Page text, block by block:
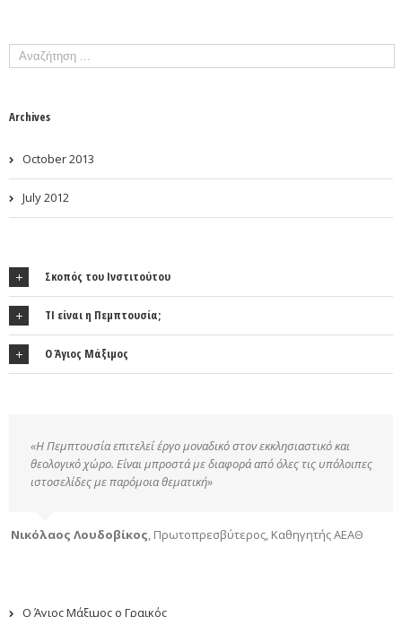
Archives
October 2013
July 2012
Σκοπός του Ινστιτούτου
ΤΙ είναι η Πεμπτουσία;
Ο Άγιος Μάξιμος
«Η Πεμπτουσία επιτελεί έργο μοναδικό στον εκκλησιαστικό και
θεολογικό χώρο. Είναι μπροστά με διαφορά από όλες τις υπόλοιπες
ιστοσελίδες με παρόμοια θεματική»
Νικόλαος Λουδοβίκος, Πρωτοπρεσβύτερος, Καθηγητής ΑΕΑΘ
Ο Άγιος Μάξιμος ο Γραικός